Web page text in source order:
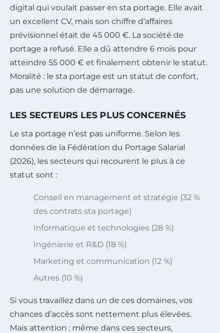
digital qui voulait passer en sta portage. Elle avait
un excellent CV, mais son chiffre d’affaires
prévisionnel était de 45 000 €. La société de
portage a refusé. Elle a dû attendre 6 mois pour
atteindre 55 000 € et finalement obtenir le statut.
Moralité : le sta portage est un statut de confort,
pas une solution de démarrage.
LES SECTEURS LES PLUS CONCERNÉS
Le sta portage n’est pas uniforme. Selon les
données de la Fédération du Portage Salarial
(2026), les secteurs qui recourent le plus à ce
statut sont :
Conseil en management et stratégie (32 %
des contrats sta portage)
Informatique et technologies (28 %)
Ingénierie et R&D (18 %)
Marketing et communication (12 %)
Autres (10 %)
Si vous travaillez dans un de ces domaines, vos
chances d’accès sont nettement plus élevées.
Mais attention : même dans ces secteurs,